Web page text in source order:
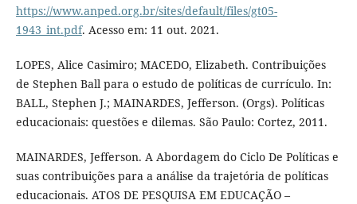
https://www.anped.org.br/sites/default/files/gt05-
1943_int.pdf. Acesso em: 11 out. 2021.
LOPES, Alice Casimiro; MACEDO, Elizabeth. Contribuições
de Stephen Ball para o estudo de políticas de currículo. In:
BALL, Stephen J.; MAINARDES, Jefferson. (Orgs). Políticas
educacionais: questões e dilemas. São Paulo: Cortez, 2011.
MAINARDES, Jefferson. A Abordagem do Ciclo De Políticas e
suas contribuições para a análise da trajetória de políticas
educacionais. ATOS DE PESQUISA EM EDUCAÇÃO –